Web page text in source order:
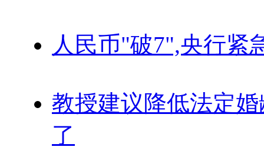
人民币"破7",央行紧
教授建议降低法定婚
了